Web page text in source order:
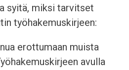
syitä, miksi tarvitset
työhakemuskirjeen:
erottumaan muista
avulla